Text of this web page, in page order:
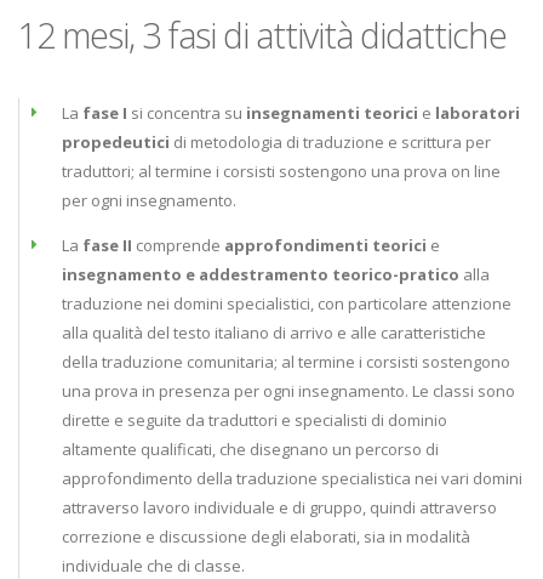
12 mesi, 3 fasi di attività didattiche
La fase I si concentra su insegnamenti teorici e laboratori
propedeutici di metodologia di traduzione e scrittura per
traduttori; al termine i corsisti sostengono una prova on line
per ogni insegnamento.
La fase II comprende approfondimenti teorici e
insegnamento e addestramento teorico-pratico alla
traduzione nei domini specialistici, con particolare attenzione
alla qualità del testo italiano di arrivo e alle caratteristiche
della traduzione comunitaria; al termine i corsisti sostengono
una prova in presenza per ogni insegnamento. Le classi sono
dirette e seguite da traduttori e specialisti di dominio
altamente qualificati, che disegnano un percorso di
approfondimento della traduzione specialistica nei vari domini
attraverso lavoro individuale e di gruppo, quindi attraverso
correzione e discussione degli elaborati, sia in modalità
individuale che di classe.